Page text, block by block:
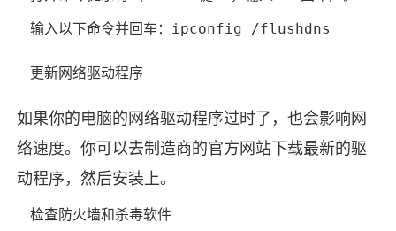
输入以下命令并回车： ipconfig /flushdns
更新网络驱动程序
如果你的电脑的网络驱动程序过时了，也会影响网
络速度。你可以去制造商的官方网站下载最新的驱
动程序，然后安装上。
检查防火墙和杀毒软件